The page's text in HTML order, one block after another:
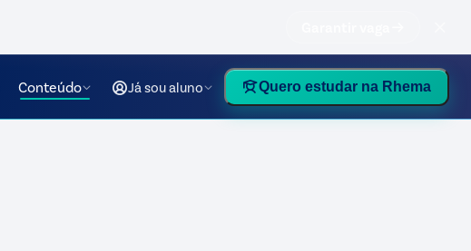
Conteúdo Já sou aluno Quero estudar na Rhema